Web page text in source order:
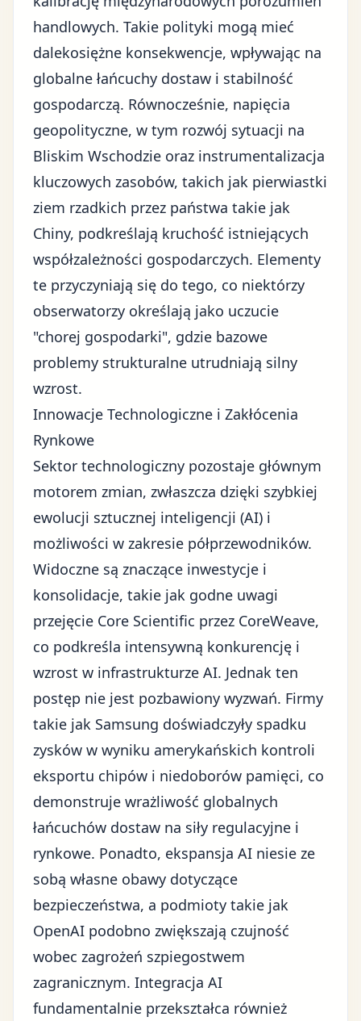
handlowych. Takie polityki mogą mieć
dalekosiężne konsekwencje, wpływając na
globalne łańcuchy dostaw i stabilność
gospodarczą. Równocześnie, napięcia
geopolityczne, w tym rozwój sytuacji na
Bliskim Wschodzie oraz instrumentalizacja
kluczowych zasobów, takich jak pierwiastki
ziem rzadkich przez państwa takie jak
Chiny, podkreślają kruchość istniejących
współzależności gospodarczych. Elementy
te przyczyniają się do tego, co niektórzy
obserwatorzy określają jako uczucie
"chorej gospodarki", gdzie bazowe
problemy strukturalne utrudniają silny
wzrost.
Innowacje Technologiczne i Zakłócenia
Rynkowe
Sektor technologiczny pozostaje głównym
motorem zmian, zwłaszcza dzięki szybkiej
ewolucji sztucznej inteligencji (AI) i
możliwości w zakresie półprzewodników.
Widoczne są znaczące inwestycje i
konsolidacje, takie jak godne uwagi
przejęcie Core Scientific przez CoreWeave,
co podkreśla intensywną konkurencję i
wzrost w infrastrukturze AI. Jednak ten
postęp nie jest pozbawiony wyzwań. Firmy
takie jak Samsung doświadczyły spadku
zysków w wyniku amerykańskich kontroli
eksportu chipów i niedoborów pamięci, co
demonstruje wrażliwość globalnych
łańcuchów dostaw na siły regulacyjne i
rynkowe. Ponadto, ekspansja AI niesie ze
sobą własne obawy dotyczące
bezpieczeństwa, a podmioty takie jak
OpenAI podobno zwiększają czujność
wobec zagrożeń szpiegostwem
zagranicznym. Integracja AI
fundamentalnie przekształca również